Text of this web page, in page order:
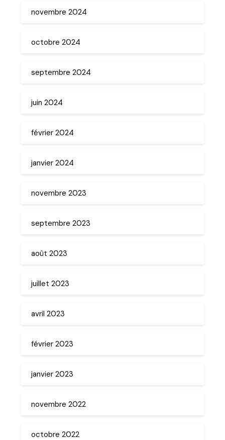
novembre 2024
octobre 2024
septembre 2024
juin 2024
février 2024
janvier 2024
novembre 2023
septembre 2023
août 2023
juillet 2023
avril 2023
février 2023
janvier 2023
novembre 2022
octobre 2022